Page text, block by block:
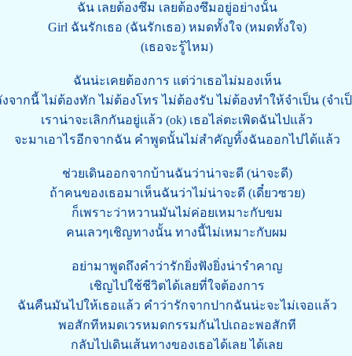
ฉัน เลยต้องซึม เลยต้องซึมอยู่อย่างนั้น
Girl ฉันรักเธอ (ฉันรักเธอ) หมดทั้งใจ (หมดทั้งใจ)
(เธอจะรู้ไหม)
ฉันน่ะเคยต้องการ แต่ว่าเธอไม่มองเห็น
จากนี้ ไม่ต้องทัก ไม่ต้องโทร ไม่ต้องรับ ไม่ต้องทำให้จำเป็น (จำเ
เราน่าจะเลิกกันอยู่แล้ว (ok) เธอไล่ตะเพิดฉันไปแล้ว
จะมาเอาไรอีกจากฉัน คำพูดนั้นไม่สำคัญทิ้งฉันออกไปได้แล้ว
ช่วยเดินออกจากบ้านฉันว่าน่าจะดี (น่าจะดี)
ถ้าคนของเธอมาเห็นฉันว่าไม่น่าจะดี (เดี๋ยวซวย)
ก็เพราะว่าหวานมันไม่ค่อยเหมาะกับขม
คนเลวๆเชิญทางนั้น ทางนี้ไม่เหมาะกับผม
อย่ามาพูดถึงคำว่ารักยิ่งฟังยิ่งน่ารำคาญ
เชิญไปใช้ชีวิตได้เลยที่ใจต้องการ
ฉันคืนมันไปให้เธอแล้ว คำว่ารักจากปากฉันน่ะจะไม่เจอแล้ว
พอสักทีหมดเวรหมดกรรมกันไปเถอะพอสักที
กลับไปเดินเส้นทางของเธอได้เลย ได้เลย